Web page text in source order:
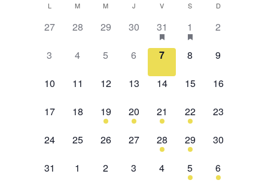
Calendrier
de
Évènements
L M M J V S D
0
27
0
28
0
29
0
évènement,
30
1
évènement,
31
2
évènements,
1
0
2
0
3
0
4
0
5
0
6
0
7
0
8
0
9
0
10
0
11
0
12
0
13
0
14
0
15
0
16
0
17
0
évènement,
18
1
évènement,
19
2
évènements,
20
1
évènement,
21
2
évènements,
22
0
23
0
24
0
25
0
26
0
évènement,
27
1
évènement,
28
1
évènement,
29
0
30
0
31
0
1
0
2
0
3
0
évènement,
4
1
évènement,
5
1
évènement,
6